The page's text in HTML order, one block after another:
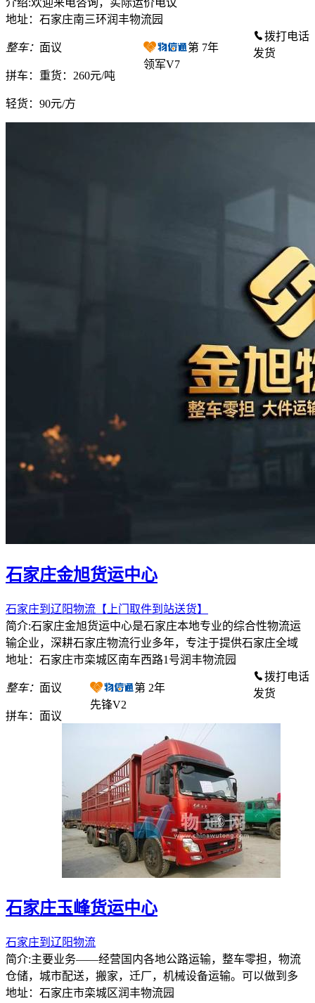
地址：石家庄南三环润丰物流园
整车： 面议
拼车： 重货：260元/吨
轻货： 90元/方
第 7年
领军V7
拨打电话
发货
石家庄金旭货运中心
石家庄到辽阳物流【上门取件到站送货】
简介:石家庄金旭货运中心是石家庄本地专业的综合性物流运
输企业，深耕石家庄物流行业多年，专注于提供石家庄全域
地址：石家庄市栾城区南车西路1号润丰物流园
整车： 面议
拼车： 面议
第 2年
先锋V2
拨打电话
发货
石家庄玉峰货运中心
石家庄到辽阳物流
简介:主要业务——经营国内各地公路运输，整车零担，物流
仓储，城市配送，搬家，迁厂，机械设备运输。可以做到多
地址：石家庄市栾城区润丰物流园